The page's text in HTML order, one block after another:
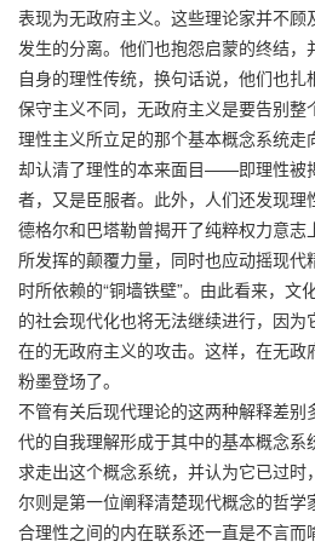
表现为无政府主义。这些理论家并不
发生的分离。他们也抱怨启蒙的终结
自身的理性传统，换句话说，他们也
保守主义不同，无政府主义是要告别整
理性主义所立足的那个基本概念系统走
却认清了理性的本来面目——即理性被
者，又是臣服者。此外，人们还发现
德格尔和巴塔勒曾揭开了纯粹权力意志
所发挥的颠覆力量，同时也应动摇现
时所依赖的“铜墙铁壁”。由此看来，文
的社会现代化也将无法继续进行，因为
在的无政府主义的攻击。这样，在无
粉墨登场了。
不管有关后现代理论的这两种解释差
代的自我理解形成于其中的基本概念
求走出这个概念系统，并认为它已过
尔则是第一位阐释清楚现代概念的哲学
合理性之间的内在联系还一直是不言